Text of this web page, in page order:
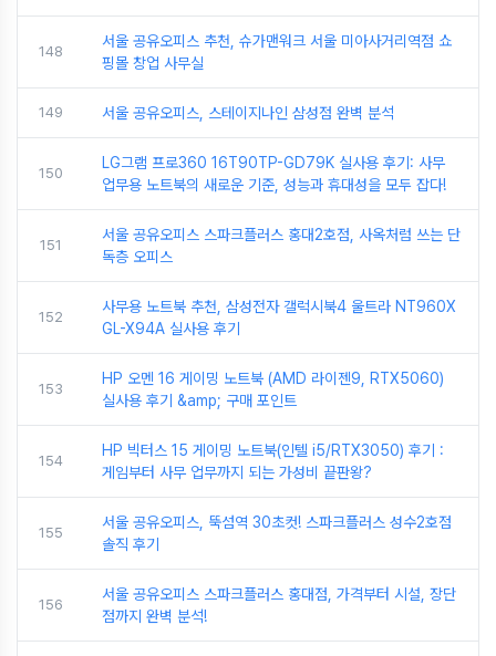
148
서울 공유오피스 추천, 슈가맨워크 서울 미아사거리역점 쇼
핑몰 창업 사무실
149 서울 공유오피스, 스테이지나인 삼성점 완벽 분석
150
LG그램 프로360 16T90TP-GD79K 실사용 후기: 사무
업무용 노트북의 새로운 기준, 성능과 휴대성을 모두 잡다!
151
서울 공유오피스 스파크플러스 홍대2호점, 사옥처럼 쓰는 단
독층 오피스
152
사무용 노트북 추천, 삼성전자 갤럭시북4 울트라 NT960X
GL-X94A 실사용 후기
153
HP 오멘 16 게이밍 노트북 (AMD 라이젠9, RTX5060)
실사용 후기 &amp; 구매 포인트
154
HP 빅터스 15 게이밍 노트북(인텔 i5/RTX3050) 후기 :
게임부터 사무 업무까지 되는 가성비 끝판왕?
155
서울 공유오피스, 뚝섬역 30초컷! 스파크플러스 성수2호점
솔직 후기
156
서울 공유오피스 스파크플러스 홍대점, 가격부터 시설, 장단
점까지 완벽 분석!